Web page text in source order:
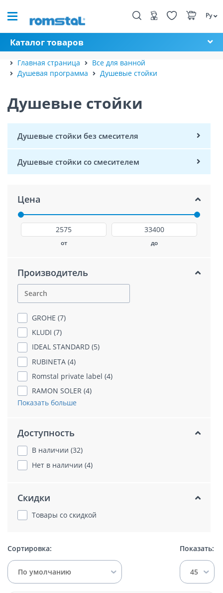
Ру
Каталог товаров
Главная страница
Все для ванной
Душевая программа
Душевые стойки
Душевые стойки
Душевые стойки без смесителя
Душевые стойки со смесителем
Цена
от до
Производитель
GROHE (7)
KLUDI (7)
IDEAL STANDARD (5)
RUBINETA (4)
Romstal private label (4)
RAMON SOLER (4)
Показать больше
Доступность
В наличии (32)
Нет в наличии (4)
Скидки
Товары со скидкой
Сортировка:
По умолчанию
Показать:
45